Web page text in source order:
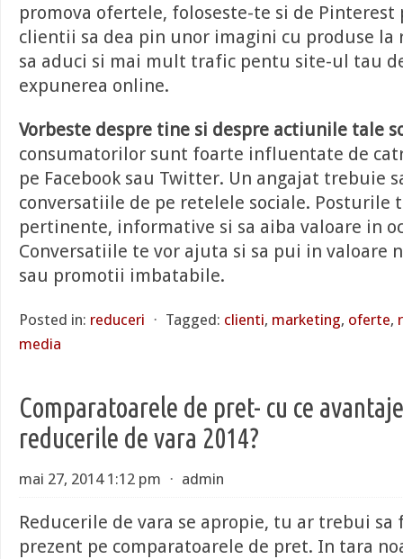
promova ofertele, foloseste-te si de
clientii sa dea pin unor imagini cu produse la
sa aduci si mai mult trafic pentu site-ul tau
expunerea online.
Vorbeste despre tine si despre actiunile tale
consumatorilor sunt foarte influentate de
pe Facebook sau Twitter. Un angajat trebuie
conversatiile de pe retelele sociale. Posturile
pertinente, informative si sa aiba valoare in
Conversatiile te vor ajuta si sa pui in valoare
sau promotii imbatabile.
Posted in: reduceri ⋅ Tagged: clienti, marketing, oferte,
media
Comparatoarele de pret- cu ce
reducerile de vara 2014?
mai 27, 2014 1:12 pm ⋅ admin
Reducerile de vara se apropie, tu ar trebui
prezent pe comparatoarele de pret. In tara